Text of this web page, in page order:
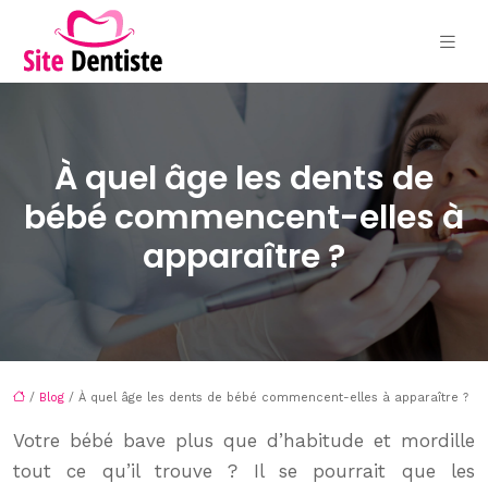
À quel âge les dents de
bébé commencent-elles à
apparaître ?
/ Blog / À quel âge les dents de bébé commencent-elles à apparaître ?
Votre bébé bave plus que d’habitude et mordille
tout ce qu’il trouve ? Il se pourrait que les